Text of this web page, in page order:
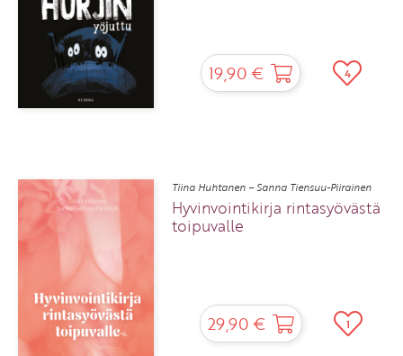
19,90 € 4
Tiina Huhtanen – Sanna Tiensuu-Piirainen
Hyvinvointikirja rintasyövästä
toipuvalle
29,90 € 1